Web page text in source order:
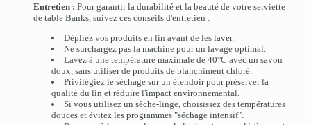
Entretien : Pour garantir la durabilité et la beauté de votre serviette
de table Banks, suivez ces conseils d'entretien :
Dépliez vos produits en lin avant de les laver.
Ne surchargez pas la machine pour un lavage optimal.
Lavez à une température maximale de 40°C avec un savon
doux, sans utiliser de produits de blanchiment chloré.
Privilégiez le séchage sur un étendoir pour préserver la
qualité du lin et réduire l'impact environnemental.
Si vous utilisez un sèche-linge, choisissez des températures
douces et évitez les programmes "séchage intensif".